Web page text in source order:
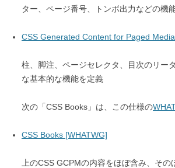
ター、ページ番号、トンボ出力などの機
CSS Generated Content for Paged
柱、脚注、ページセレクタ、目次のリー
な基本的な機能を定義
次の「CSS Books」は、この仕様の
CSS Books [WHATWG]
上のCSS GCPMの内容をほぼ含み、そ